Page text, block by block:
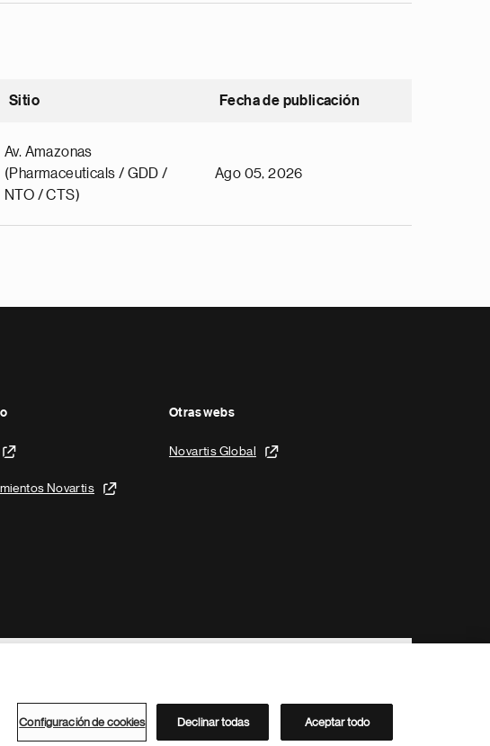
Sitio Fecha de publicación
Av. Amazonas
(Pharmaceuticals / GDD /
NTO / CTS)
Ago 05, 2026
Novartis
Otras webs
Novartis Global
Directorio de Novartis
Configuración de cookies Declinar todas Aceptar todo